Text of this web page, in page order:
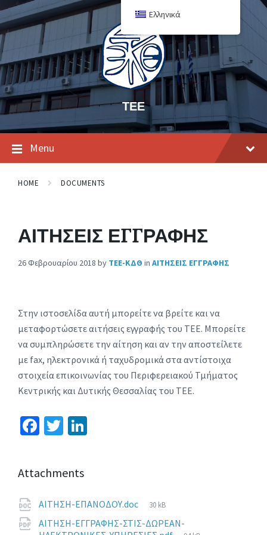
ΤΕΕ
Menu
HOME DOCUMENTS
ΑΙΤΗΣΕΙΣ ΕΓΓΡΑΦΗΣ
26 Φεβρουαρίου 2018 by ΤΕΕ-ΚΔΘ in ΑΙΤΗΣΕΙΣ ΕΓΓΡΑΦΗΣ
Στην ιστοσελίδα αυτή μπορείτε να βρείτε και να
μεταφορτώσετε αιτήσεις εγγραφής του ΤΕΕ. Μπορείτε
να συμπληρώσετε την αίτηση και αν την αποστείλετε
με fax, ηλεκτρονικά ή ταχυδρομικά στα αντίστοιχα
στοιχεία επικοινωνίας του Περιφερειακού Τμήματος
Κεντρικής και Δυτικής Θεσσαλίας του ΤΕΕ.
Fa
b
o
o
k
T
er
n
Attachments
ΑΙΤΗΣΗ-ΕΠΑΝΟΔΟΥ.doc
File
30 kB
ΑΙΤΗΣΗ-ΕΓΓΡΑΦΗΣ-ΣΤΙΣ-ΔΩΡΕΑΝ-
Ελληνικά